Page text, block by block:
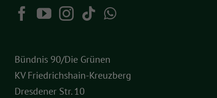
Bündnis 90/Die Grünen
KV Friedrichshain-Kreuzberg
Dresdener Str. 10